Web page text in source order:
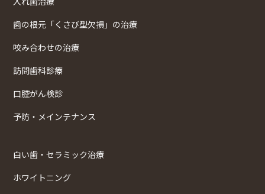
歯の根元「くさび型欠損」の治療
咬み合わせの治療
訪問歯科診療
口腔がん検診
予防・メインテナンス
白い歯・セラミック治療
ホワイトニング